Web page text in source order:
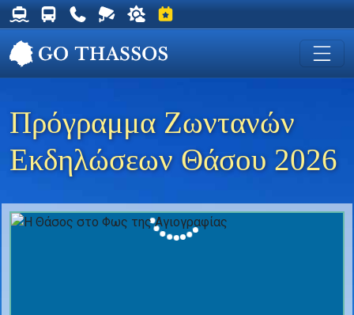
Δρομολόγια Φέρυ για Θάσο
Δρομολόγια Λεωφορείων Θάσου
Χρήσιμα Τηλέφωνα
Ζωντανή Κάμερα στη Χρυσή Ακτή
Ο καιρός στη Θάσο
Εκδηλώσεις στη Θάσο
Πρόγραμμα Ζωντανών
Εκδηλώσεων Θάσου 2026